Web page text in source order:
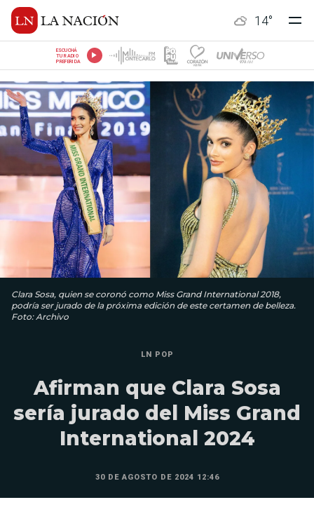
14°
ESCUCHÁ
TU RADIO
PREFERIDA
Clara Sosa, quien se coronó como Miss Grand International 2018,
podría ser jurado de la próxima edición de este certamen de belleza.
Foto: Archivo
LN POP
Afirman que Clara Sosa
sería jurado del Miss Grand
International 2024
30 DE AGOSTO DE 2024 12:46